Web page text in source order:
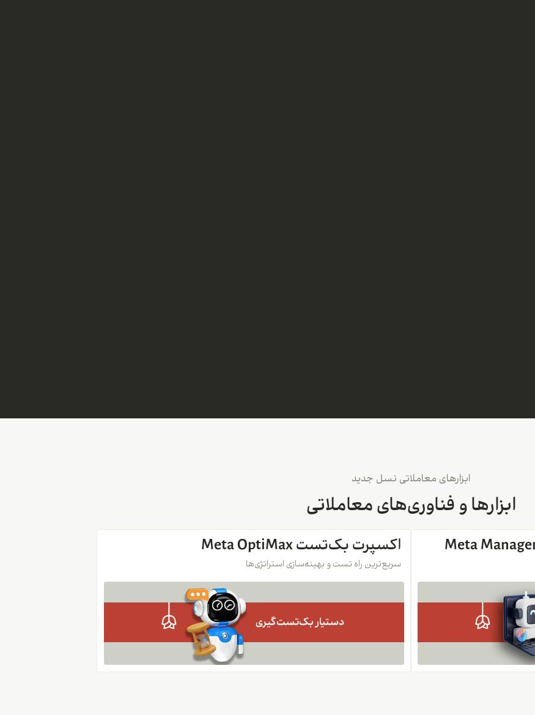
ابزارهای معاملاتی نسل جدید
ابزارها و فناوری‌های معاملاتی
اکسپرت بک‌تست Meta OptiMax
سریع‌ترین راه تست و بهینه‌سازی استراتژی‌ها